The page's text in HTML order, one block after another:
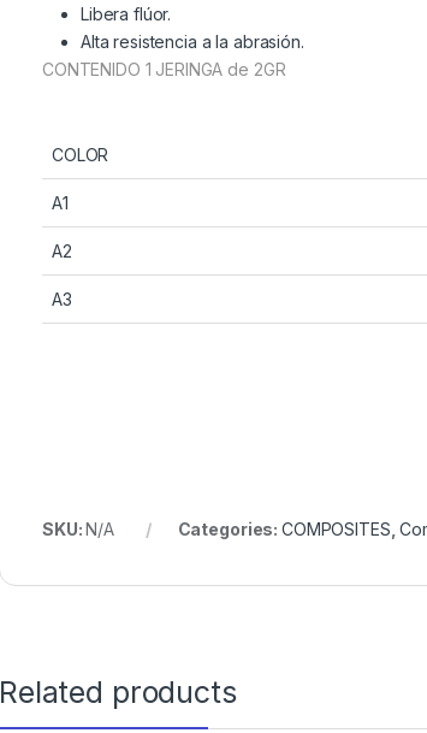
Libera flúor.
Alta resistencia a la abrasión.
CONTENIDO 1 JERINGA de 2GR
COLOR
A1
A2
A3
SKU:N/A Categories: COMPOSITES ,
Related products